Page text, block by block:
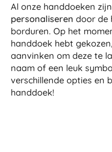
Al onze handdoeken
personaliseren door de
borduren. Op het
handdoek hebt
aanvinken om deze te
naam of een leuk
verschillende opties en
handdoek!